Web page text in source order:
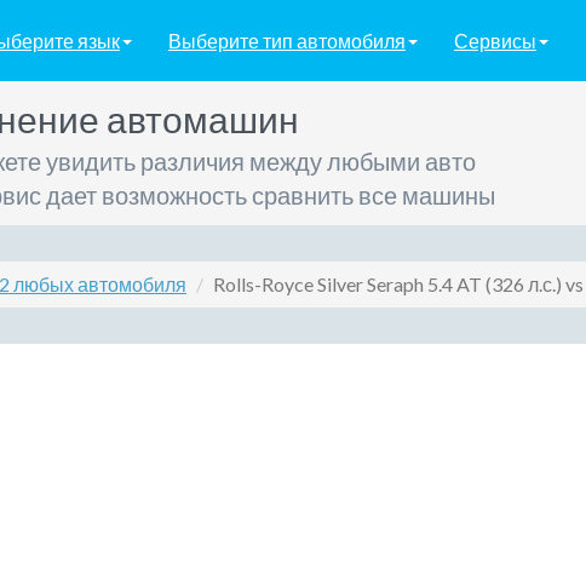
язык Выберите тип автомобиля Сервисы
автомашин
увидить различия между любыми авто
дает возможность сравнить все машины
любых автомобиля Rolls-Royce Silver Seraph 5.4 AT (326 л.с.)